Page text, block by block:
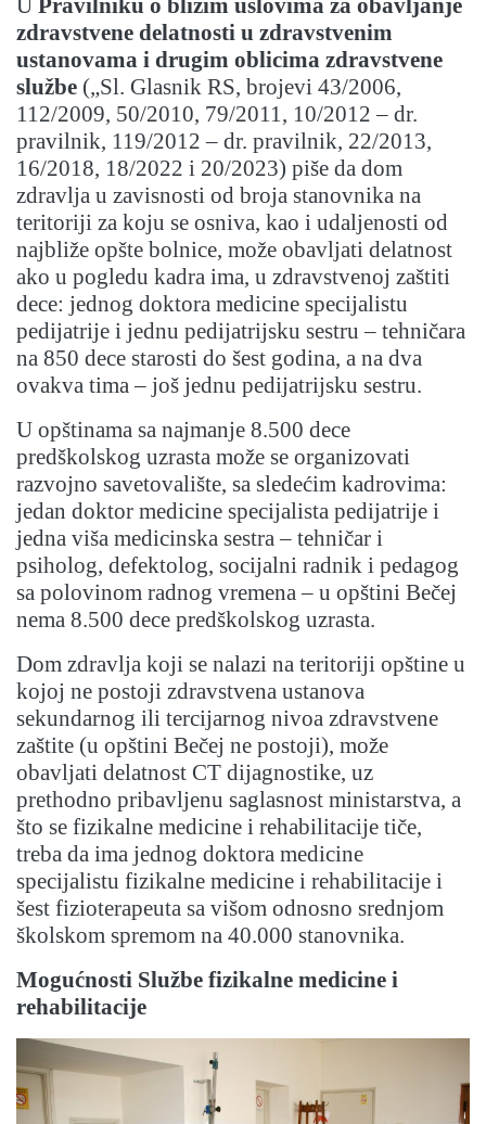
U Pravilniku o bližim uslovima za obavljanje
zdravstvene delatnosti u zdravstvenim
ustanovama i drugim oblicima zdravstvene
službe („Sl. Glasnik RS, brojevi 43/2006,
112/2009, 50/2010, 79/2011, 10/2012 – dr.
pravilnik, 119/2012 – dr. pravilnik, 22/2013,
16/2018, 18/2022 i 20/2023) piše da dom
zdravlja u zavisnosti od broja stanovnika na
teritoriji za koju se osniva, kao i udaljenosti od
najbliže opšte bolnice, može obavljati delatnost
ako u pogledu kadra ima, u zdravstvenoj zaštiti
dece: jednog doktora medicine specijalistu
pedijatrije i jednu pedijatrijsku sestru – tehničara
na 850 dece starosti do šest godina, a na dva
ovakva tima – još jednu pedijatrijsku sestru.
U opštinama sa najmanje 8.500 dece
predškolskog uzrasta može se organizovati
razvojno savetovalište, sa sledećim kadrovima:
jedan doktor medicine specijalista pedijatrije i
jedna viša medicinska sestra – tehničar i
psiholog, defektolog, socijalni radnik i pedagog
sa polovinom radnog vremena – u opštini Bečej
nema 8.500 dece predškolskog uzrasta.
Dom zdravlja koji se nalazi na teritoriji opštine u
kojoj ne postoji zdravstvena ustanova
sekundarnog ili tercijarnog nivoa zdravstvene
zaštite (u opštini Bečej ne postoji), može
obavljati delatnost CT dijagnostike, uz
prethodno pribavljenu saglasnost ministarstva, a
što se fizikalne medicine i rehabilitacije tiče,
treba da ima jednog doktora medicine
specijalistu fizikalne medicine i rehabilitacije i
šest fizioterapeuta sa višom odnosno srednjom
školskom spremom na 40.000 stanovnika.
Mogućnosti Službe fizikalne medicine i
rehabilitacije